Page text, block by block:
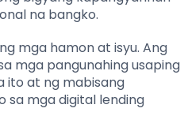
na bangko.
mga hamon at isyu. Ang
mga pangunahing usaping
ito at ng mabisang
sa mga digital lending